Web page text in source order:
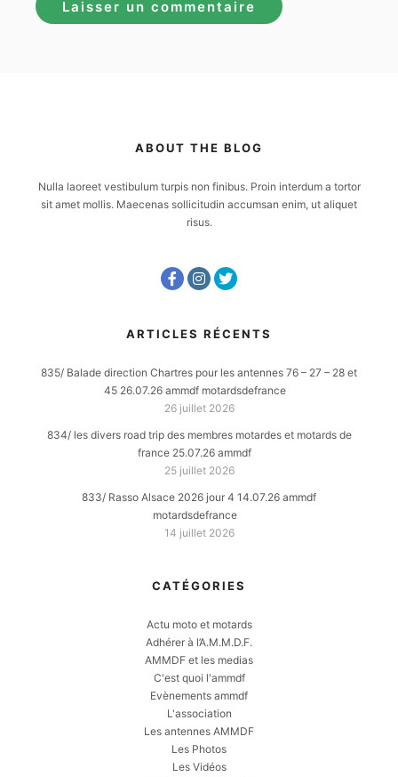
ABOUT THE BLOG
Nulla laoreet vestibulum turpis non finibus. Proin interdum a tortor
sit amet mollis. Maecenas sollicitudin accumsan enim, ut aliquet
risus.
ARTICLES RÉCENTS
835/ Balade direction Chartres pour les antennes 76 – 27 – 28 et
45 26.07.26 ammdf motardsdefrance
26 juillet 2026
834/ les divers road trip des membres motardes et motards de
france 25.07.26 ammdf
25 juillet 2026
833/ Rasso Alsace 2026 jour 4 14.07.26 ammdf
motardsdefrance
14 juillet 2026
CATÉGORIES
Actu moto et motards
Adhérer à l’A.M.M.D.F.
AMMDF et les medias
C'est quoi l'ammdf
Evènements ammdf
L'association
Les antennes AMMDF
Les Photos
Les Vidéos